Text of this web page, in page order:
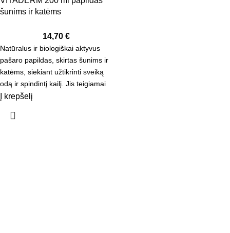
šunims ir katėms
14,70 €
Natūralus ir biologiškai aktyvus
pašaro papildas, skirtas šunims ir
katėms, siekiant užtikrinti sveiką
odą ir spindintį kailį. Jis teigiamai
veikia
Į krepšelį